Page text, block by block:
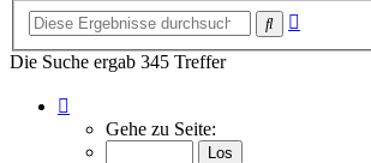
Suche
Die Suche ergab 345 Treffer
von
Gehe zu Seite: